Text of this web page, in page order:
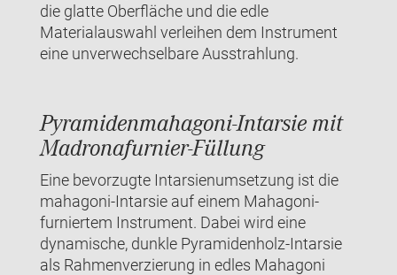
die glatte Oberfläche und die edle
Materialauswahl verleihen dem Instrument
eine unverwechselbare Ausstrahlung.
Pyramidenmahagoni-Intarsie mit
Madronafurnier-Füllung
Eine bevorzugte Intarsienumsetzung ist die
mahagoni-Intarsie auf einem Mahagoni-
furniertem Instrument. Dabei wird eine
dynamische, dunkle Pyramidenholz-Intarsie
als Rahmenverzierung in edles Mahagoni